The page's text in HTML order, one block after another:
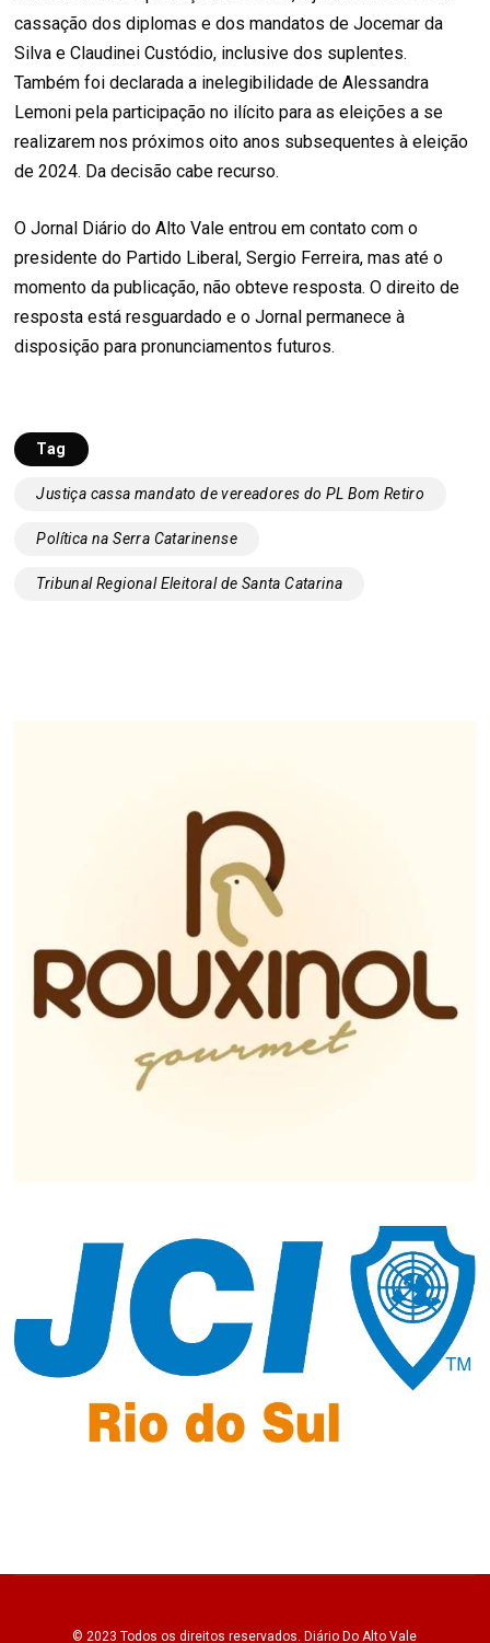
cassação dos diplomas e dos mandatos de Jocemar da
Silva e Claudinei Custódio, inclusive dos suplentes.
Também foi declarada a inelegibilidade de Alessandra
Lemoni pela participação no ilícito para as eleições a se
realizarem nos próximos oito anos subsequentes à eleição
de 2024. Da decisão cabe recurso.
O Jornal Diário do Alto Vale entrou em contato com o
presidente do Partido Liberal, Sergio Ferreira, mas até o
momento da publicação, não obteve resposta. O direito de
resposta está resguardado e o Jornal permanece à
disposição para pronunciamentos futuros.
Tag
Justiça cassa mandato de vereadores do PL Bom Retiro
Política na Serra Catarinense
Tribunal Regional Eleitoral de Santa Catarina
© 2023 Todos os direitos reservados. Diário Do Alto Vale